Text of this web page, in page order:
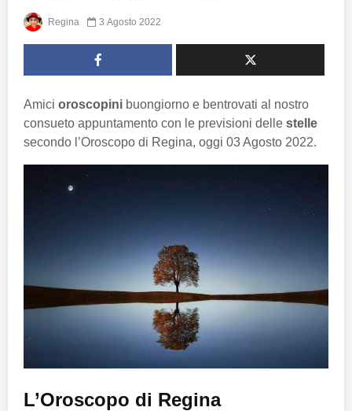
Regina 3 Agosto 2022
Amici oroscopini buongiorno e bentrovati al nostro
consueto appuntamento con le previsioni delle stelle
secondo l’Oroscopo di Regina, oggi 03 Agosto 2022.
L’Oroscopo di Regina